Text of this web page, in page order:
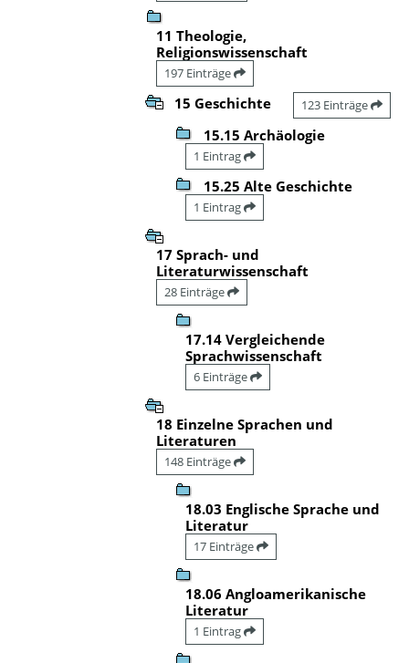
11 Theologie,
Religionswissenschaft
197 Einträge
15 Geschichte 123 Einträge
15.15 Archäologie
1 Eintrag
15.25 Alte Geschichte
1 Eintrag
17 Sprach- und
Literaturwissenschaft
28 Einträge
17.14 Vergleichende
Sprachwissenschaft
6 Einträge
18 Einzelne Sprachen und
Literaturen
148 Einträge
18.03 Englische Sprache und
Literatur
17 Einträge
18.06 Angloamerikanische
Literatur
1 Eintrag